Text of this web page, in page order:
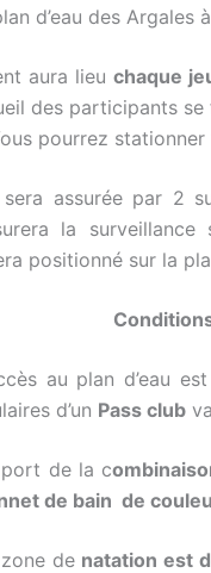
d’eau des Argales
aura lieu chaque
des participants
pourrez
assurée par 2
la
positionné sur la
au plan d’eau
d’un Pass club
de la c
de bain de
de natation est